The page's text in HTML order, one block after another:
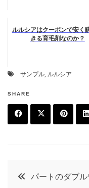
ルルシアはクーポンで安く
きる育毛剤なのか？
サンプル, ルルシア
SHARE
t
e
e
投
パートのダブ